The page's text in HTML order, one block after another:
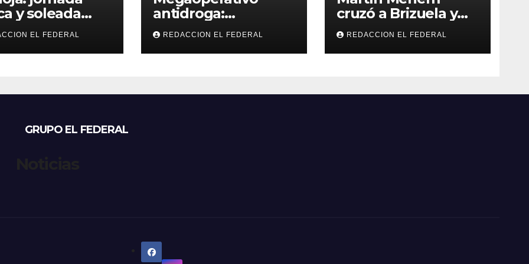
y soleada
con
para el
EL FEDERAL
antidroga:
secuestran 190 kilos
de marihuana que
tenían como
REDACCION EL FEDERAL
cruzó a Brizuela y
Doria por los
incendios en
Guanchín: “Miente
REDACCION EL FEDERAL
GRUPO EL FEDERAL